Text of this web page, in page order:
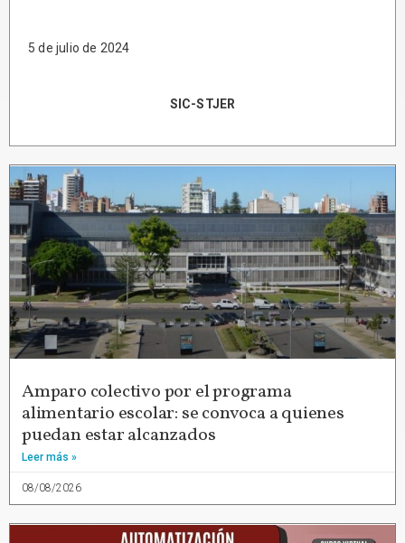
5 de julio de 2024
SIC-STJER
Amparo colectivo por el programa
alimentario escolar: se convoca a quienes
puedan estar alcanzados
Leer más »
08/08/2026